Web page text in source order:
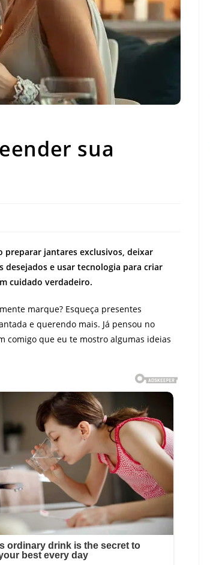
sua
preparar jantares exclusivos, deixar
e usar tecnologia para criar
cuidado verdadeiro.
marque? Esqueça presentes
e querendo mais. Já pensou no
comigo que eu te mostro algumas ideias